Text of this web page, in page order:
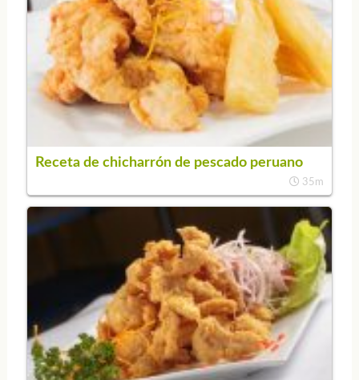
Receta de chicharrón de pescado peruano
35m